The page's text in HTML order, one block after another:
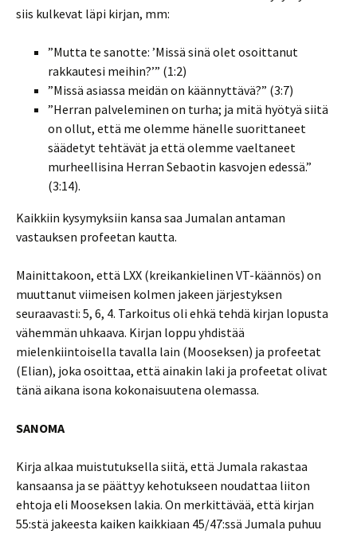
siis kulkevat läpi kirjan, mm:
”Mutta te sanotte: ’Missä sinä olet osoittanut
rakkautesi meihin?’” (1:2)
”Missä asiassa meidän on käännyttävä?” (3:7)
”Herran palveleminen on turha; ja mitä hyötyä siitä
on ollut, että me olemme hänelle suorittaneet
säädetyt tehtävät ja että olemme vaeltaneet
murheellisina Herran Sebaotin kasvojen edessä.”
(3:14).
Kaikkiin kysymyksiin kansa saa Jumalan antaman
vastauksen profeetan kautta.
Mainittakoon, että LXX (kreikankielinen VT-käännös) on
muuttanut viimeisen kolmen jakeen järjestyksen
seuraavasti: 5, 6, 4. Tarkoitus oli ehkä tehdä kirjan lopusta
vähemmän uhkaava. Kirjan loppu yhdistää
mielenkiintoisella tavalla lain (Mooseksen) ja profeetat
(Elian), joka osoittaa, että ainakin laki ja profeetat olivat
tänä aikana isona kokonaisuutena olemassa.
SANOMA
Kirja alkaa muistutuksella siitä, että Jumala rakastaa
kansaansa ja se päättyy kehotukseen noudattaa liiton
ehtoja eli Mooseksen lakia. On merkittävää, että kirjan
55:stä jakeesta kaiken kaikkiaan 45/47:ssä Jumala puhuu